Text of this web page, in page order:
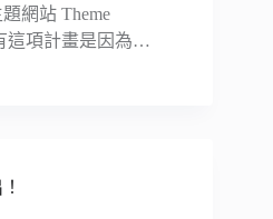
網站 Theme
這項計畫是因為…